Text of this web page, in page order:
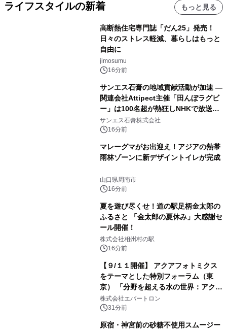
ライフスタイルの新着 もっと見る
高断熱住宅専門誌「だん25」発売！
日々のストレス軽減、暮らしはもっと
自由に
jimosumu
16分前
サンエス石膏の地域貢献活動が加速 ―
関連会社Attipect主催「田んぼラグビ
ー」は100名超が熱狂しNHKで放送さ
れました。
サンエス石膏株式会社
16分前
マレーグマがお出迎え！アジアの熱帯
雨林ゾーンに新デザイントイレが完成
山口県周南市
16分前
夏を遊び尽くせ！道の駅足柄金太郎の
ふるさと 「金太郎の夏休み」大感謝セ
ール開催！
株式会社相州村の駅
16分前
【９/１１開催】 アクアフォトミクス
をテーマとした特別フォーラム（東
京） 「分野を超える水の世界：アクア
フォトミクスが切り拓く新しい科学の
地平」を開催
株式会社エバートロン
31分前
原宿・神宮前の砂糖不使用スムージー